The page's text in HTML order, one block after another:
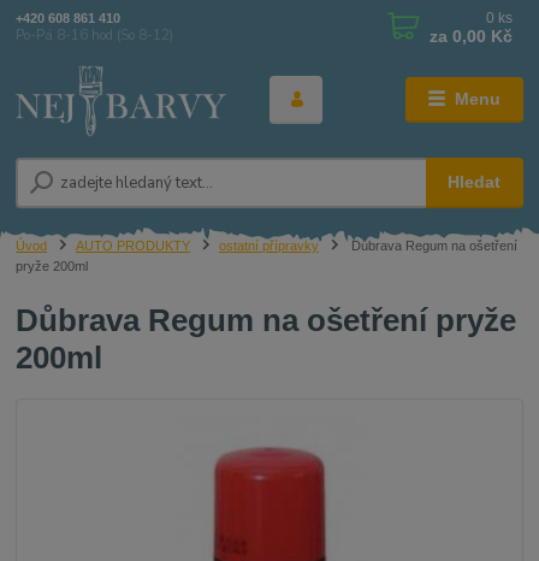
Menu
Hledat
+420 608 861 410
Po-Pá 8-16 hod (So 8-12)
0 ks
za 0,00 Kč
Úvod AUTO PRODUKTY ostatní přípravky
Důbrava Regum na ošetření
pryže 200ml
Důbrava Regum na ošetření pryže
200ml